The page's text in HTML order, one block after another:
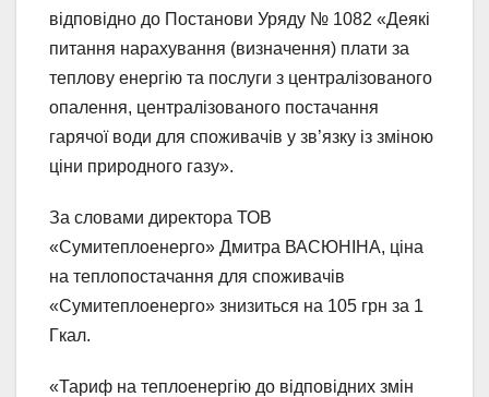
відповідно до Постанови Уряду № 1082 «Деякі
питання нарахування (визначення) плати за
теплову енергію та послуги з централізованого
опалення, централізованого постачання
гарячої води для споживачів у зв’язку із зміною
ціни природного газу».
За словами директора ТОВ
«Сумитеплоенерго» Дмитра ВАСЮНІНА, ціна
на теплопостачання для споживачів
«Сумитеплоенерго» знизиться на 105 грн за 1
Гкал.
«Тариф на теплоенергію до відповідних змін